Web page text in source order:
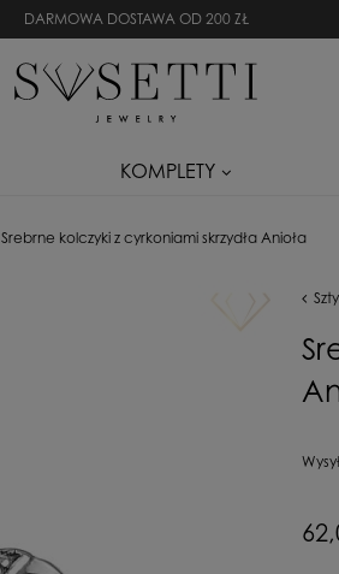
DARMOWA DOSTAWA OD 200 ZŁ
KOMPLETY
Srebrne kolczyki z cyrkoniami skrzydła Anioła